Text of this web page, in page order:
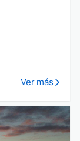
Ver más